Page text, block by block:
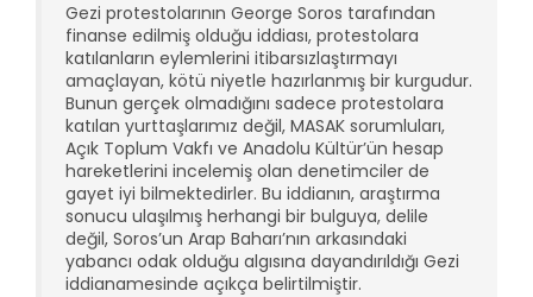
Gezi protestolarının George Soros tarafından
finanse edilmiş olduğu iddiası, protestolara
katılanların eylemlerini itibarsızlaştırmayı
amaçlayan, kötü niyetle hazırlanmış bir kurgudur.
Bunun gerçek olmadığını sadece protestolara
katılan yurttaşlarımız değil, MASAK sorumluları,
Açık Toplum Vakfı ve Anadolu Kültür’ün hesap
hareketlerini incelemiş olan denetimciler de
gayet iyi bilmektedirler. Bu iddianın, araştırma
sonucu ulaşılmış herhangi bir bulguya, delile
değil, Soros’un Arap Baharı’nın arkasındaki
yabancı odak olduğu algısına dayandırıldığı Gezi
iddianamesinde açıkça belirtilmiştir.